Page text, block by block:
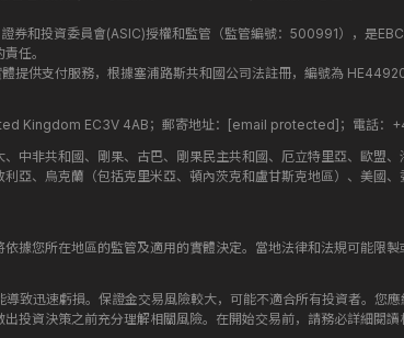
和投資委員會(ASIC)授權和監管（監管編號：500991），是
任。
提供支付服務，根據塞浦路斯共和國公司法註冊，編號為
Kingdom EC3V 4AB；郵寄地址： [email protected] ；電話：
中非共和國、剛果、古巴、剛果民主共和國、厄立特里亞、歐盟
亞、烏克蘭（包括克里米亞、頓內茨克和盧甘斯克地區）、美國
據您所在地區的監管及適用的實體決定。當地法律和法規可能限
致迅速虧損。保證金交易風險較大，可能不適合所有投資者。您
投資決策之前充分理解相關風險。在開始交易前，請務必詳細閱讀